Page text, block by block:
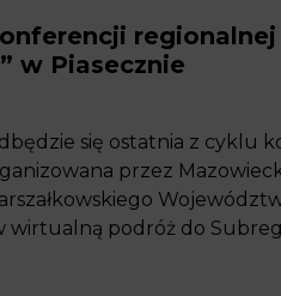
w Piasecznie
się ostatnia z cyklu
przez
wirtualną podróż do